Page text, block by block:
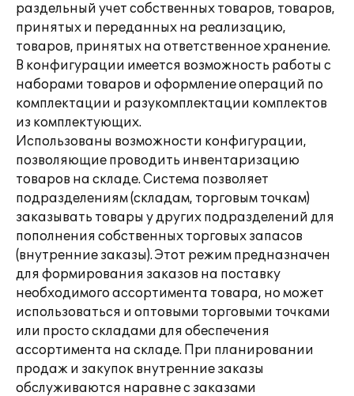
раздельный учет собственных товаров, товаров,
принятых и переданных на реализацию,
товаров, принятых на ответственное хранение.
В конфигурации имеется возможность работы с
наборами товаров и оформление операций по
комплектации и разукомплектации комплектов
из комплектующих.
Использованы возможности конфигурации,
позволяющие проводить инвентаризацию
товаров на складе. Система позволяет
подразделениям (складам, торговым точкам)
заказывать товары у других подразделений для
пополнения собственных торговых запасов
(внутренние заказы). Этот режим предназначен
для формирования заказов на поставку
необходимого ассортимента товара, но может
использоваться и оптовыми торговыми точками
или просто складами для обеспечения
ассортимента на складе. При планировании
продаж и закупок внутренние заказы
обслуживаются наравне с заказами